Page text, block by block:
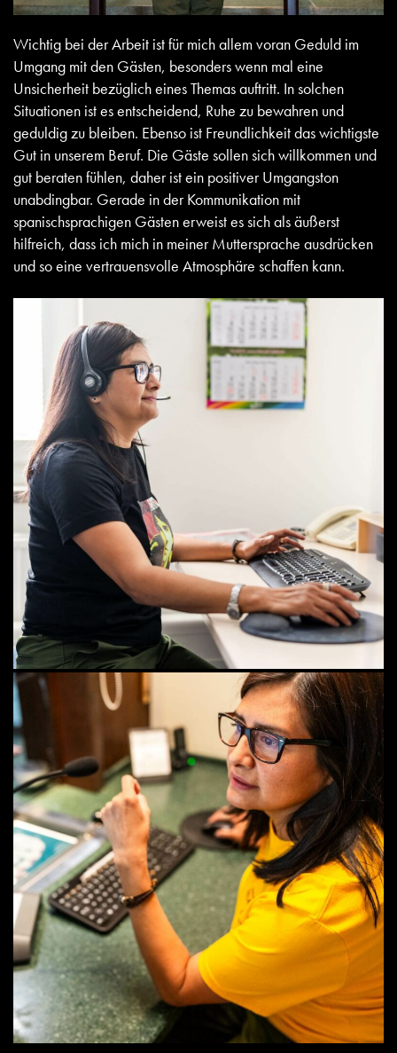
Wichtig bei der Arbeit ist für mich allem voran Geduld im
Umgang mit den Gästen, besonders wenn mal eine
Unsicherheit bezüglich eines Themas auftritt. In solchen
Situationen ist es entscheidend, Ruhe zu bewahren und
geduldig zu bleiben. Ebenso ist Freundlichkeit das wichtigste
Gut in unserem Beruf. Die Gäste sollen sich willkommen und
gut beraten fühlen, daher ist ein positiver Umgangston
unabdingbar. Gerade in der Kommunikation mit
spanischsprachigen Gästen erweist es sich als äußerst
hilfreich, dass ich mich in meiner Muttersprache ausdrücken
und so eine vertrauensvolle Atmosphäre schaffen kann.